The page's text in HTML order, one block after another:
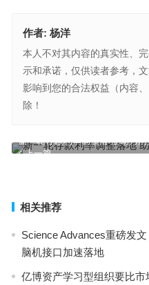
作者: 杨洋
本人不对其内容的真实性、
示和承诺，仅供读者参考，
影响到您的合法权益（内容
除！
上一篇
新一轮存款利率调整落地 助力
相关推荐
Science Advances重磅发
脑机接口加速落地
亿博资产学习型组织要比